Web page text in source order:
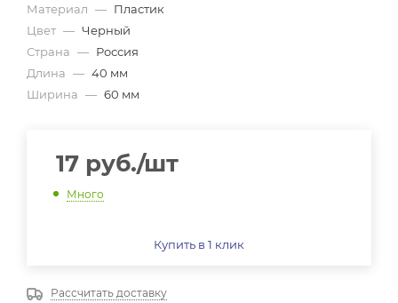
Материал — Пластик
Цвет — Черный
Страна — Россия
Длина — 40 мм
Ширина — 60 мм
17 руб./шт
Много
Купить в 1 клик
Рассчитать доставку